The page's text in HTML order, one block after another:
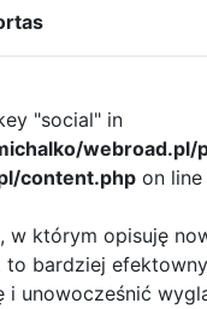
"social" in
webroad.pl/
content.phpon line
w którym opisuję
to bardziej
i unowocześnić